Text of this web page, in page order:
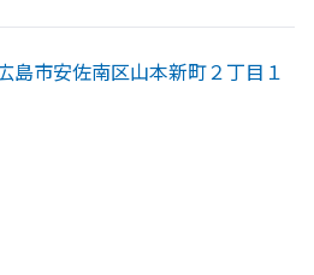
島市安佐南区山本新町２丁目１